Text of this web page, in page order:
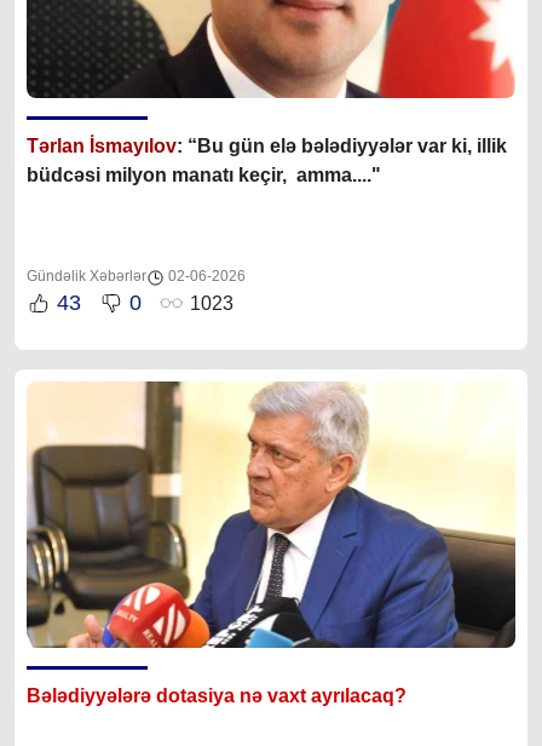
Tərlan İsmayılov: “Bu gün elə bələdiyyələr var ki, illik
büdcəsi milyon manatı keçir, amma...."
Gündəlik Xəbərlər 02-06-2026
43 0 1023
Bələdiyyələrə dotasiya nə vaxt ayrılacaq?